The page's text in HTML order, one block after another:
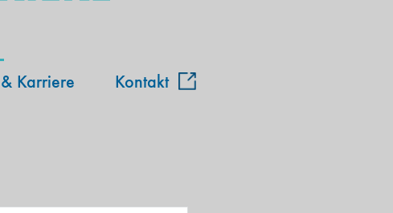
Karriere Kontakt